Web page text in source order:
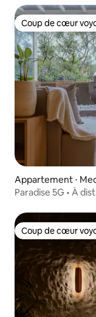
Coup de cœur
Coup de cœur
Appartement ⋅
Paradise 5G • À
Coup de cœur
Coup de cœur